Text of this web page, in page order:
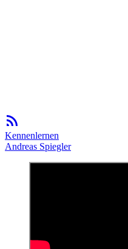
Kennenlernen
Andreas Spiegler